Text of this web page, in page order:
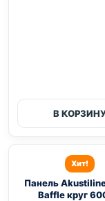
В
Хит!
Панель
Baffle круг